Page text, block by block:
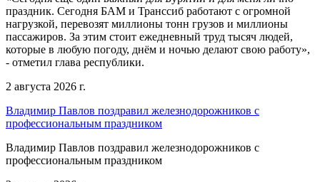
праздник. Сегодня БАМ и Транссиб работают с огромной
нагрузкой, перевозят миллионы тонн грузов и миллионы
пассажиров. За этим стоит ежедневный труд тысяч людей,
которые в любую погоду, днём и ночью делают свою работу»,
- отметил глава республики.
2 августа 2026 г.
Владимир Павлов поздравил железнодорожников с
профессиональным праздником
Владимир Павлов поздравил железнодорожников с
профессиональным праздником